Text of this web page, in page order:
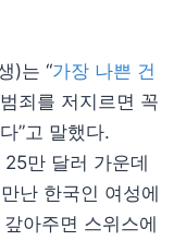
)는 “가장 나쁜 건
죄를 저지르면 꼭
”고 말했다.
만 달러 가운데
난 한국인 여성에
아주면 스위스에